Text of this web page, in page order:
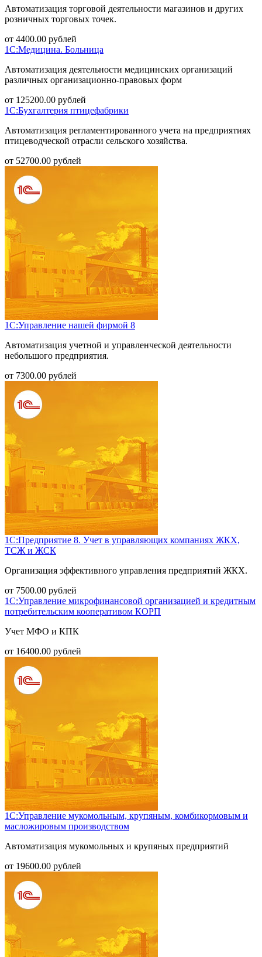
Автоматизация торговой деятельности магазинов и других
розничных торговых точек.
от 4400.00 рублей
1С:Медицина. Больница
Автоматизация деятельности медицинских организаций
различных организационно-правовых форм
от 125200.00 рублей
1С:Бухгалтерия птицефабрики
Автоматизация регламентированного учета на предприятиях
птицеводческой отрасли сельского хозяйства.
от 52700.00 рублей
1С:Управление нашей фирмой 8
Автоматизация учетной и управленческой деятельности
небольшого предприятия.
от 7300.00 рублей
1С:Предприятие 8. Учет в управляющих компаниях ЖКХ,
ТСЖ и ЖСК
Организация эффективного управления предприятий ЖКХ.
от 7500.00 рублей
1С:Управление микрофинансовой организацией и кредитным
потребительским кооперативом КОРП
Учет МФО и КПК
от 16400.00 рублей
1С:Управление мукомольным, крупяным, комбикормовым и
масложировым производством
Автоматизация мукомольных и крупяных предприятий
от 19600.00 рублей